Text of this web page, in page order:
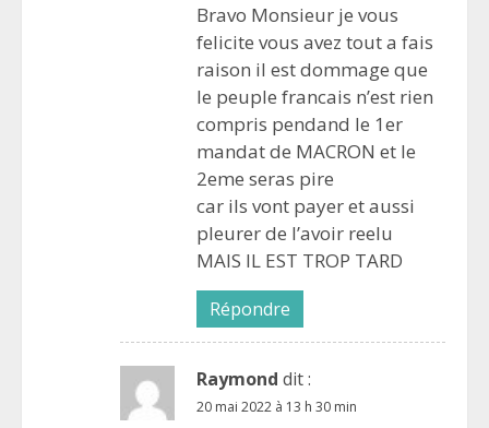
Bravo Monsieur je vous
felicite vous avez tout a fais
raison il est dommage que
le peuple francais n’est rien
compris pendand le 1er
mandat de MACRON et le
2eme seras pire
car ils vont payer et aussi
pleurer de l’avoir reelu
MAIS IL EST TROP TARD
Répondre
Raymond dit :
20 mai 2022 à 13 h 30 min